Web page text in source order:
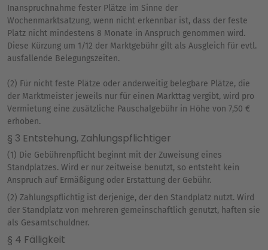
Inanspruchnahme fester Plätze im Sinne der
Wochenmarktsatzung, wenn nicht erkennbar ist, dass der feste
Platz nicht mindestens 8 Monate in Anspruch genommen wird.
Diese Kürzung um 1/12 der Marktgebühr gilt als Ausgleich für evtl.
ausfallende Belegungszeiten.
(2) Für nicht feste Plätze oder anderweitig belegbare Plätze, die
der Marktmeister jeweils nur für einen Markttag vergibt, wird pro
Vermietung eine zusätzliche Pauschalgebühr in Höhe von 7,50 €
erhoben.
§ 3 Entstehung, Zahlungspflichtiger
(1) Die Gebührenpflicht beginnt mit der Zuweisung eines
Standplatzes. Wird er nur zeitweise benutzt, so entsteht kein
Anspruch auf Ermäßigung oder Erstattung der Gebühr.
(2) Zahlungspflichtig ist derjenige, der den Standplatz nutzt. Wird
der Standplatz von mehreren gemeinschaftlich genutzt, haften sie
als Gesamtschuldner.
§ 4 Fälligkeit